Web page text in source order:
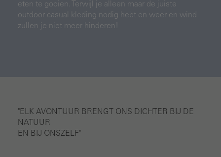
eten te gooien. Terwijl je alleen maar de juiste
outdoor casual kleding nodig hebt en weer en wind
zullen je niet meer hinderen!
"ELK AVONTUUR BRENGT ONS DICHTER BIJ DE
NATUUR
EN BIJ ONSZELF"